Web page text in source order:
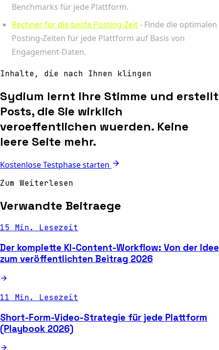
Benchmarks für jede Plattform.
Rechner für die beste Posting-Zeit- Finde die optimalen
Posting-Zeiten für jede Plattform auf Basis von
Engagement-Daten.
Inhalte, die nach Ihnen klingen
Sydium lernt Ihre Stimme und erstellt
Posts, die Sie wirklich
veroeffentlichen wuerden. Keine
leere Seite mehr.
Kostenlose Testphase starten
Zum Weiterlesen
Verwandte Beitraege
15 Min. Lesezeit
Der komplette KI-Content-Workflow: Von der Idee
zum veröffentlichten Beitrag 2026
11 Min. Lesezeit
Short-Form-Video-Strategie für jede Plattform
(Playbook 2026)